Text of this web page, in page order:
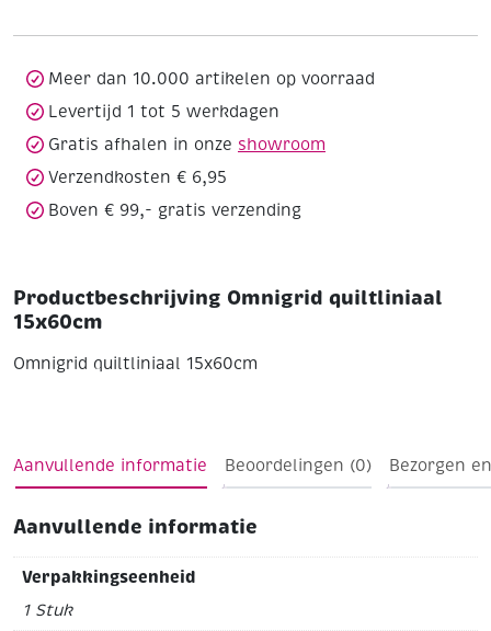
Meer dan 10.000 artikelen op voorraad
Levertijd 1 tot 5 werkdagen
Gratis afhalen in onze showroom
Verzendkosten € 6,95
Boven € 99,- gratis verzending
Productbeschrijving Omnigrid quiltliniaal
15x60cm
Omnigrid quiltliniaal 15x60cm
Aanvullende informatie Beoordelingen (0) Bezorgen
Aanvullende informatie
Verpakkingseenheid
1 Stuk